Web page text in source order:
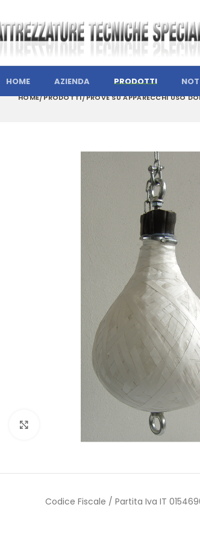
HOME AZIENDA PRODOTTI
HOME PRODOTTI PROVE SU APPARECCHI USO
Codice Fiscale / Partita Iva IT